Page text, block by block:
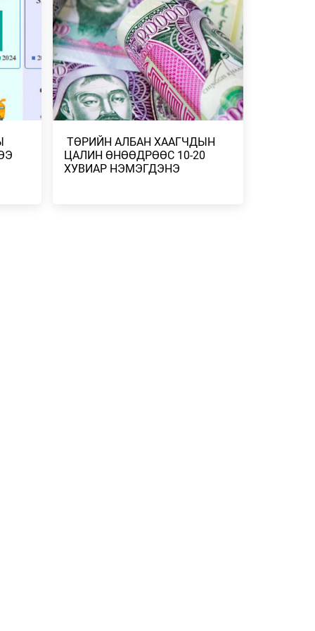
ХЭВЭЭР БАЙНА
2026/07/24
​ ТӨРИЙН АЛБАН ХААГЧДЫН
ЦАЛИН ӨНӨӨДРӨӨС 10-20
ХУВИАР НЭМЭГДЭНЭ